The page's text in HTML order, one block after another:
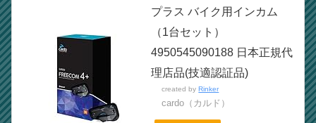
プラス バイク用インカム
（1台セット）
4950545090188 日本正規代
理店品(技適認証品)
created byRinker
cardo（カルド）